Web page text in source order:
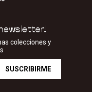
colecciones y
SUSCRIBIRME